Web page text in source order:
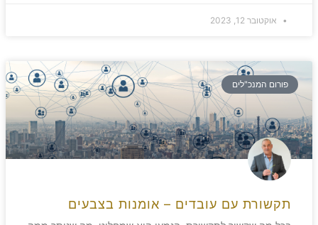
אוקטובר 12, 2023
פורום המנכ"לים
תקשורת עם עובדים – אומנות בצבעים